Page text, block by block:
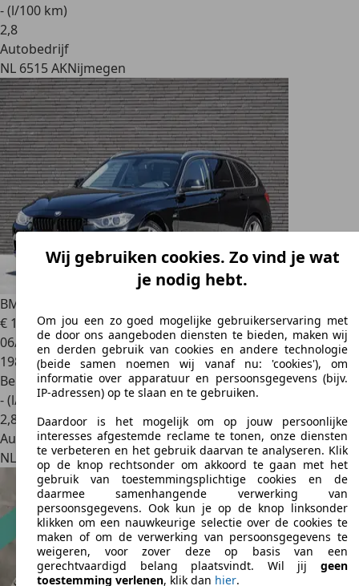
- (l/100 km)
2,8
Autobedrijf
NL 6515 AKNijmegen
BMW 316
€ 10.950
06/2014
198.386 km
Benzine
- (l/100 km)
2,8
Autobedrijf
NL 7951 SVStaphorst
Wij gebruiken cookies. Zo vind je wat
je nodig hebt.
Om jou een zo goed mogelijke gebruikerservaring met
de door ons aangeboden diensten te bieden, maken wij
en derden gebruik van cookies en andere technologie
(beide samen noemen wij vanaf nu: 'cookies'), om
informatie over apparatuur en persoonsgegevens (bijv.
IP-adressen) op te slaan en te gebruiken.
Daardoor is het mogelijk om op jouw persoonlijke
interesses afgestemde reclame te tonen, onze diensten
te verbeteren en het gebruik daarvan te analyseren. Klik
op de knop rechtsonder om akkoord te gaan met het
gebruik van toestemmingsplichtige cookies en de
daarmee samenhangende verwerking van
persoonsgegevens. Ook kun je op de knop linksonder
klikken om een nauwkeurige selectie over de cookies te
maken of om de verwerking van persoonsgegevens te
weigeren, voor zover deze op basis van een
gerechtvaardigd belang plaatsvindt. Wil jij geen
toestemming verlenen, klik dan hier.